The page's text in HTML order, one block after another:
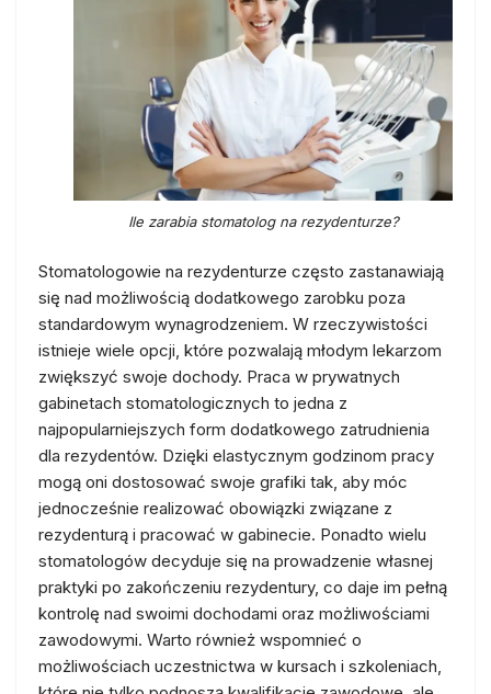
Ile zarabia stomatolog na rezydenturze?
Stomatologowie na rezydenturze często zastanawiają
się nad możliwością dodatkowego zarobku poza
standardowym wynagrodzeniem. W rzeczywistości
istnieje wiele opcji, które pozwalają młodym lekarzom
zwiększyć swoje dochody. Praca w prywatnych
gabinetach stomatologicznych to jedna z
najpopularniejszych form dodatkowego zatrudnienia
dla rezydentów. Dzięki elastycznym godzinom pracy
mogą oni dostosować swoje grafiki tak, aby móc
jednocześnie realizować obowiązki związane z
rezydenturą i pracować w gabinecie. Ponadto wielu
stomatologów decyduje się na prowadzenie własnej
praktyki po zakończeniu rezydentury, co daje im pełną
kontrolę nad swoimi dochodami oraz możliwościami
zawodowymi. Warto również wspomnieć o
możliwościach uczestnictwa w kursach i szkoleniach,